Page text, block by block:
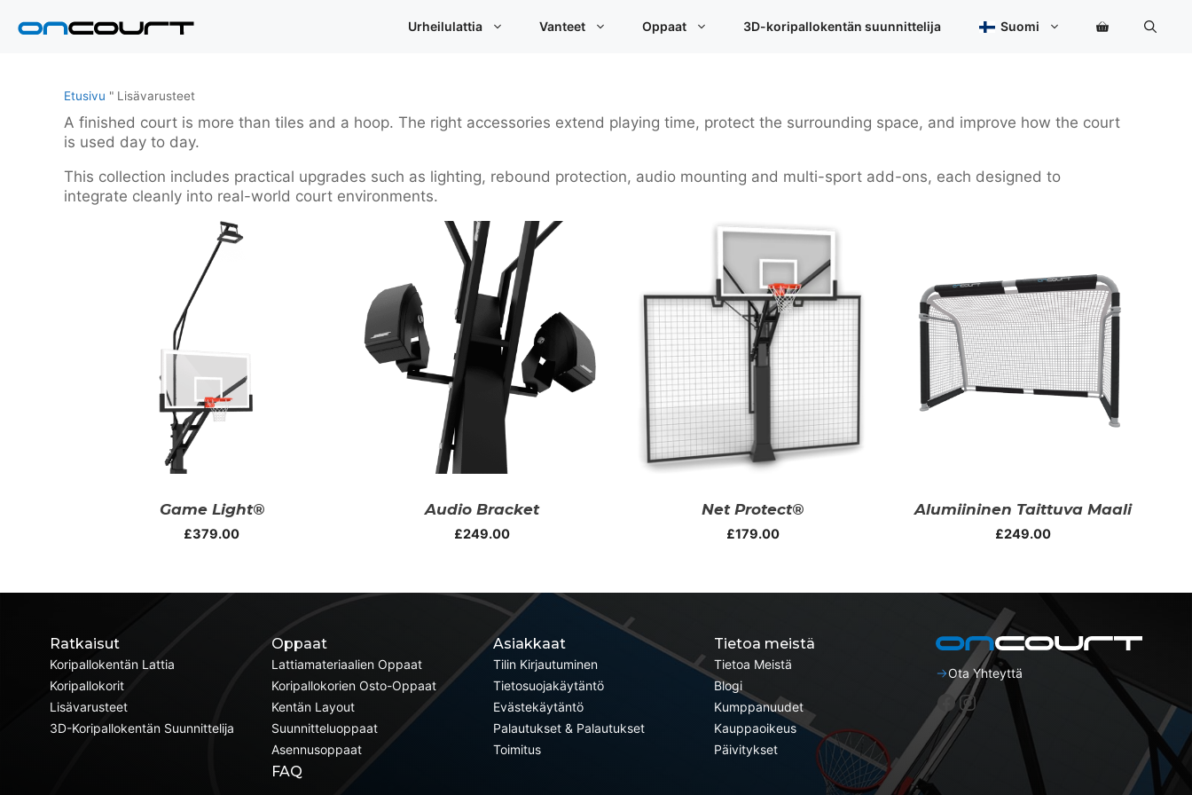
sisältöön
Urheilulattia Vanteet Oppaat 3D-koripallokentän suunnittelija Suomi
Etusivu " Lisävarusteet
A finished court is more than tiles and a hoop. The right accessories extend playing time, protect the surrounding space, and improve how the court
is used day to day.
This collection includes practical upgrades such as lighting, rebound protection, audio mounting and multi-sport add-ons, each designed to
integrate cleanly into real-world court environments.
Game Light®
£379.00
Audio Bracket
£249.00
Net Protect®
£179.00
Alumiininen Taittuva Maali
£249.00
Ratkaisut
Koripallokentän Lattia
Koripallokorit
Lisävarusteet
3D-Koripallokentän Suunnittelija
Oppaat
Lattiamateriaalien Oppaat
Koripallokorien Osto-Oppaat
Kentän Layout
Suunnitteluoppaat
Asennusoppaat
FAQ
Asiakkaat
Tilin Kirjautuminen
Tietosuojakäytäntö
Evästekäytäntö
Palautukset & Palautukset
Toimitus
Tietoa meistä
Tietoa Meistä
Blogi
Kumppanuudet
Kauppaoikeus
Päivitykset
Ota Yhteyttä
Facebook
Instagram